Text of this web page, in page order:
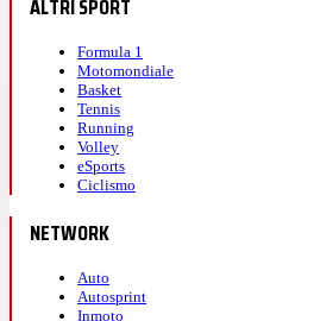
73' - Provedel salva
Provedel si immola su Da Cunha.
22:16
65' - Un cambio per
Nella Lazio Lazzari entra al
ALTRI SPORT
Formula 1
Motomondiale
Basket
Tennis
Running
Volley
eSports
Ciclismo
NETWORK
Auto
Autosprint
Inmoto